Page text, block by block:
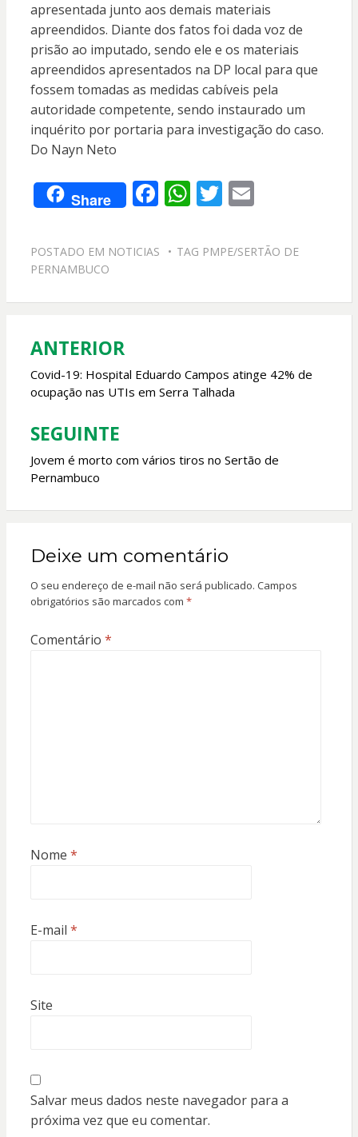
apresentada junto aos demais materiais
apreendidos. Diante dos fatos foi dada voz de
prisão ao imputado, sendo ele e os materiais
apreendidos apresentados na DP local para que
fossem tomadas as medidas cabíveis pela
autoridade competente, sendo instaurado um
inquérito por portaria para investigação do caso.
Do Nayn Neto
Share F
e
o
W
at
A
T
itt
E
ai
POSTADO EM NOTICIAS TAG PMPE/SERTÃO DE
PERNAMBUCO
Navegação
de
Post
ANTERIOR
Covid-19: Hospital Eduardo Campos atinge 42% de
ocupação nas UTIs em Serra Talhada
SEGUINTE
Jovem é morto com vários tiros no Sertão de
Pernambuco
Deixe um comentário
O seu endereço de e-mail não será publicado. Campos
obrigatórios são marcados com *
Comentário *
Nome *
E-mail *
Site
Salvar meus dados neste navegador para a
próxima vez que eu comentar.